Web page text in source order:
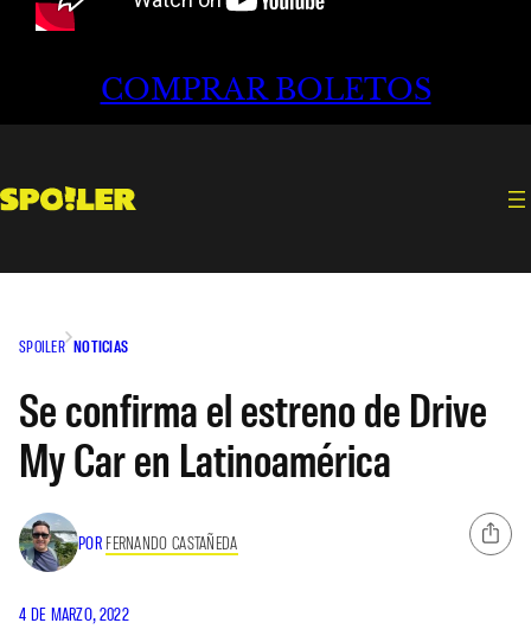
COMPRAR BOLETOS
SPOILER NOTICIAS
Se confirma el estreno de Drive
My Car en Latinoamérica
POR FERNANDO CASTAÑEDA
4 DE MARZO, 2022